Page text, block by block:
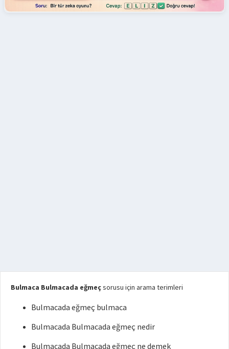
Bulmaca Bulmacada eğmeçsorusu için arama terimleri
Bulmacada eğmeç bulmaca
Bulmacada Bulmacada eğmeç nedir
Bulmacada Bulmacada eğmeç ne demek